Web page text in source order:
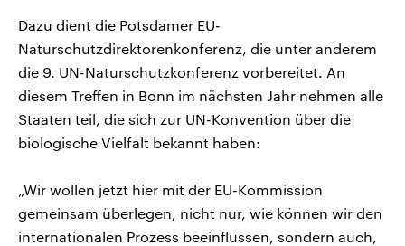
Dazu dient die Potsdamer EU-
Naturschutzdirektorenkonferenz, die unter anderem
die 9. UN-Naturschutzkonferenz vorbereitet. An
diesem Treffen in Bonn im nächsten Jahr nehmen alle
Staaten teil, die sich zur UN-Konvention über die
biologische Vielfalt bekannt haben:
„Wir wollen jetzt hier mit der EU-Kommission
gemeinsam überlegen, nicht nur, wie können wir den
internationalen Prozess beeinflussen, sondern auch,